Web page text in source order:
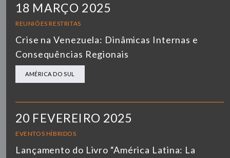
18 MARÇO 2025
REUNIÕES RESTRITAS
Crise na Venezuela: Dinâmicas Internas e
Consequências Regionais
AMÉRICA DO SUL
20 FEVEREIRO 2025
EVENTOS HÍBRIDOS
Lançamento do Livro “América Latina: La